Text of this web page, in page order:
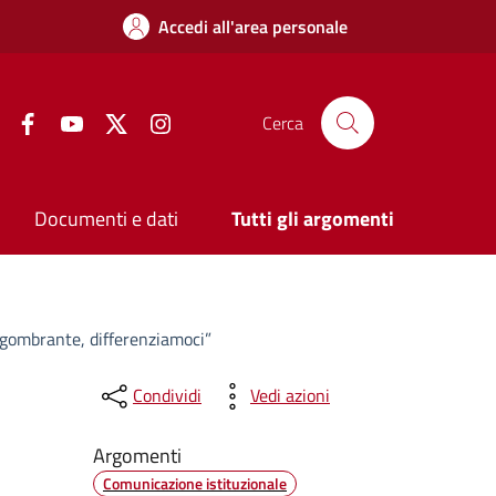
Accedi all'area personale
FacebookYouTube Twitter Cerca
Documenti e dati Tutti gli argomenti
differenziamoci”
Condividi Vedi azioni
Argomenti
Comunicazione istituzionale